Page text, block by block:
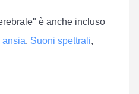
è anche incluso
ansia, Suoni spettrali,